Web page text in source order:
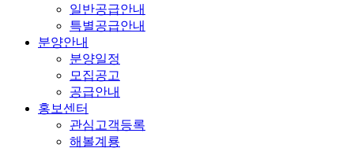
일반공급안내
특별공급안내
분양안내
분양일정
모집공고
공급안내
홍보센터
관심고객등록
해볼계룡